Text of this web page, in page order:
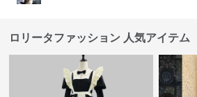
ロリータファッション 人気アイテム